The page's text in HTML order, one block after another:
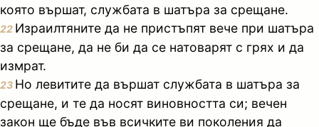
която вършат, службата в шатъра за срещане.
22 Израилтяните да не пристъпят вече при шатъра
за срещане, да не би да се натоварят с грях и да
измрат.
23 Но левитите да вършат службата в шатъра за
срещане, и те да носят виновността си; вечен
закон ще бъде във всичките ви поколения да